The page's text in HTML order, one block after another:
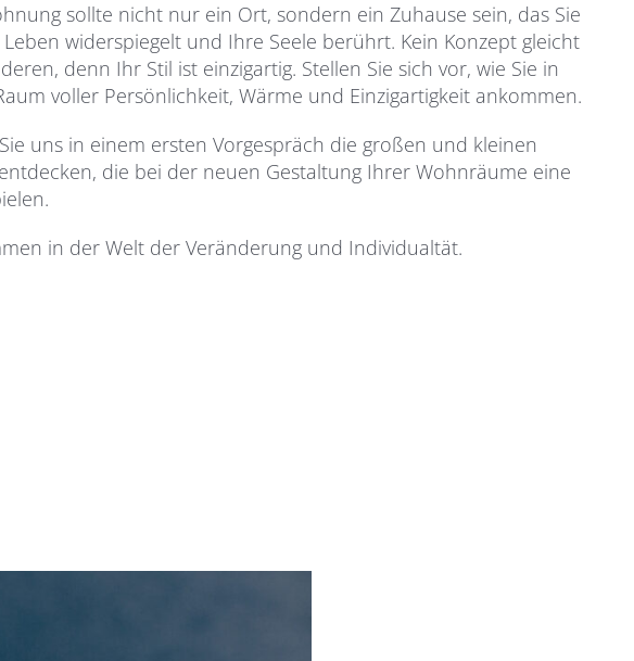
sollte nicht nur ein Ort, sondern ein Zuhause sein, das Sie
widerspiegelt und Ihre Seele berührt. Kein Konzept gleicht
denn Ihr Stil ist einzigartig. Stellen Sie sich vor, wie Sie in
voller Persönlichkeit, Wärme und Einzigartigkeit ankommen.
uns in einem ersten Vorgespräch die großen und kleinen
die bei der neuen Gestaltung Ihrer Wohnräume eine
in der Welt der Veränderung und Individualtät.